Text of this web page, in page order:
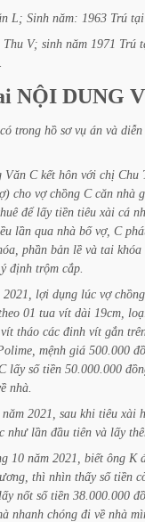
L; Sinh năm: 1963 Trú
Thu V; sinh năm 1971 Trú
NỘI DUNG
có trong hồ sơ vụ án và diễn
Văn C kết hôn với chị Chu
cho vợ chồng C căn nhà
để lấy tiền tiêu xài cá
lần qua nhà bố vợ, C
phần bản lề và tai khóa
ý định trộm cắp.
2021, lợi dụng lúc vợ chồng
01 tua vít dài 19cm,
vít tháo các đinh vít gắn
mệnh giá 500.000
lấy số tiền 50.000.000
nhà.
năm 2021, sau khi tiêu xài
như lần đầu tiên và lấy
10 năm 2021, biết ông K
thì nhìn thấy số tiền
lấy nốt số tiền 38.000.000
nhanh chóng đi về nhà